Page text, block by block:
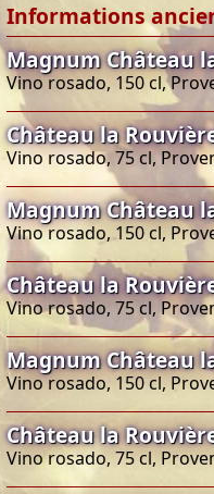
Informations
Magnum Château
Vino rosado, 150 cl,
Château la
Vino rosado, 75 cl,
Magnum Château
Vino rosado, 150 cl,
Château la
Vino rosado, 75 cl,
Magnum Château
Vino rosado, 150 cl,
Château la
Vino rosado, 75 cl,